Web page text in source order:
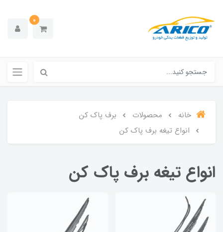
0
خانه محصولات
برف پاک کن
انواع تیغه برف پاک کن
انواع تیغه برف پاک کن